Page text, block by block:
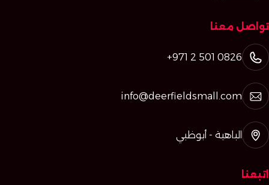
تواصل معنا
+971 2 501 0826
info@deerfieldsmall.com
الباهية - أبوظبي
اتبعنا